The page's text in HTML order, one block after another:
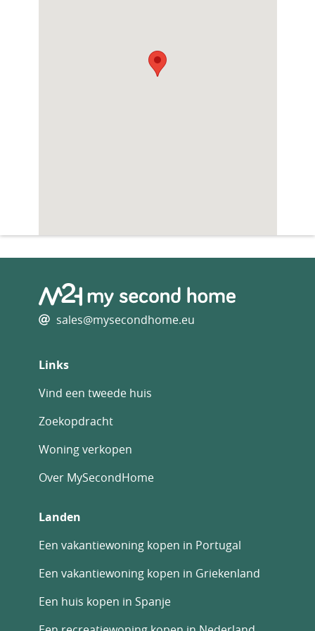
van de Algarve veilig te stellen!
sales@mysecondhome.eu
Links
Vind een tweede huis
Zoekopdracht
Woning verkopen
Over MySecondHome
Landen
Een vakantiewoning kopen in Portugal
Een vakantiewoning kopen in Griekenland
Een huis kopen in Spanje